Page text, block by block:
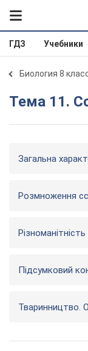
ГДЗ Учебники
Биология 8
Тема 11.
Загальна
Розмноження
Різноманітність
Підсумковий
Тваринництво.